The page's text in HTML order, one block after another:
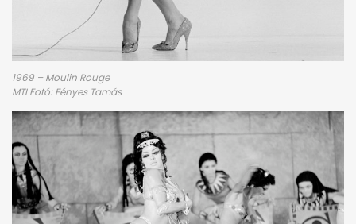
1969 – Moulin Rouge
MTI Fotó: Fényes Tamás